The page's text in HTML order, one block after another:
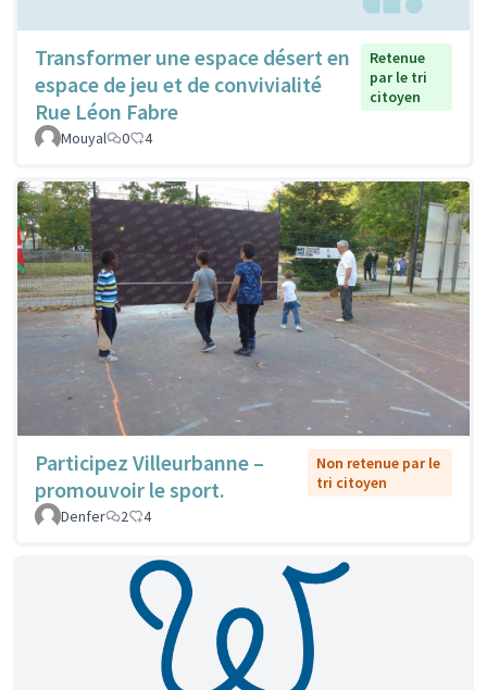
Transformer une espace désert en
espace de jeu et de convivialité
Rue Léon Fabre
Retenue
par le tri
citoyen
Mouyal 0 4
Participez Villeurbanne –
promouvoir le sport.
Non retenue par le
tri citoyen
Denfer
2 4